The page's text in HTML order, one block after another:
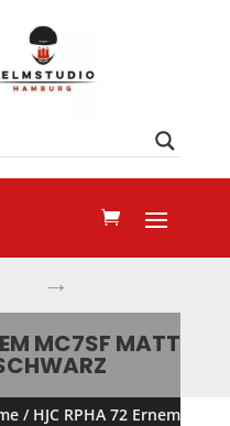
→
MC7SF MATT
/ HJC RPHA 72 Ernem